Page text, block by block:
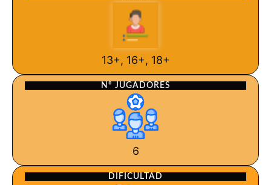
13+, 16+, 18+
Nº JUGADORES
6
DIFICULTAD